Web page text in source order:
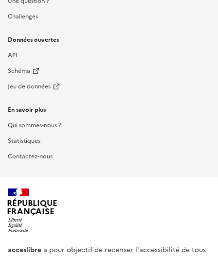
Challenges
Données ouvertes
API
Schéma
Jeu de données
En savoir plus
Qui sommes-nous ?
Statistiques
Contactez-nous
RÉPUBLIQUE
FRANÇAISE
acceslibre a pour objectif de recenser l'accessibilité de tous